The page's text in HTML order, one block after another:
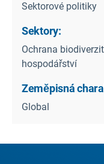
Sektorové politiky
Sektory:
Ochrana
hospodářství
Zeměpisná
Global